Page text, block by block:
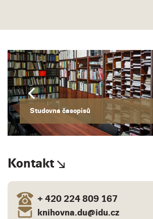
Studovna časopisů
Kontakt
+ 420 224 809 167
knihovna.du@idu.cz